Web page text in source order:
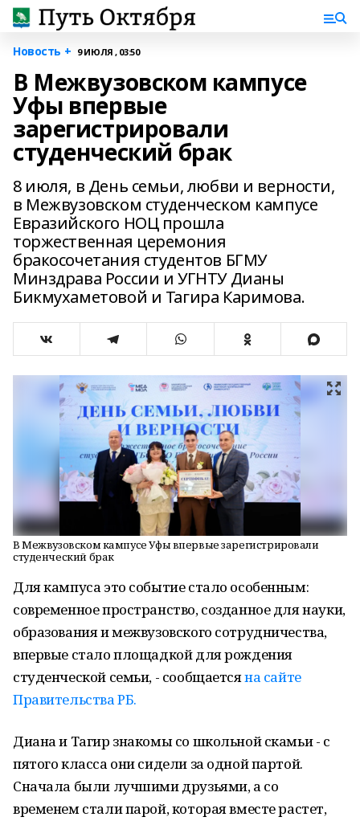
Новость + 9 ИЮЛЯ , 03:50
В Межвузовском кампусе
Уфы впервые
зарегистрировали
студенческий брак
8 июля, в День семьи, любви и верности,
в Межвузовском студенческом кампусе
Евразийского НОЦ прошла
торжественная церемония
бракосочетания студентов БГМУ
Минздрава России и УГНТУ Дианы
Бикмухаметовой и Тагира Каримова.
В Межвузовском кампусе Уфы впервые зарегистрировали
студенческий брак
Для кампуса это событие стало особенным:
современное пространство, созданное для науки,
образования и межвузовского сотрудничества,
впервые стало площадкой для рождения
студенческой семьи, - сообщаетсяна сайте
Правительства РБ.
Диана и Тагир знакомы со школьной скамьи - с
пятого класса они сидели за одной партой.
Сначала были лучшими друзьями, а со
временем стали парой, которая вместе растет,